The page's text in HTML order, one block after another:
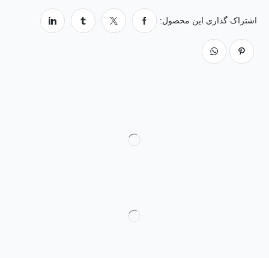
اشتراک گذاری این محصول: